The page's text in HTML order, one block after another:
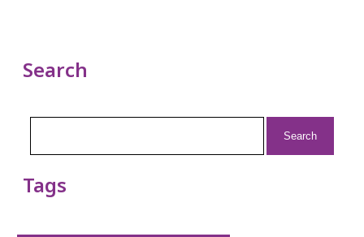
Search
Tags